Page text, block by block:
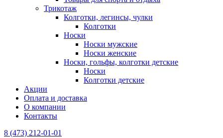
Трикотаж
Колготки, легинсы, чулки
Колготки
Носки
Носки мужские
Носки женские
Носки, гольфы, колготки детские
Носки
Колготки детские
Акции
Оплата и доставка
О компании
Контакты
8 (473) 212-01-01